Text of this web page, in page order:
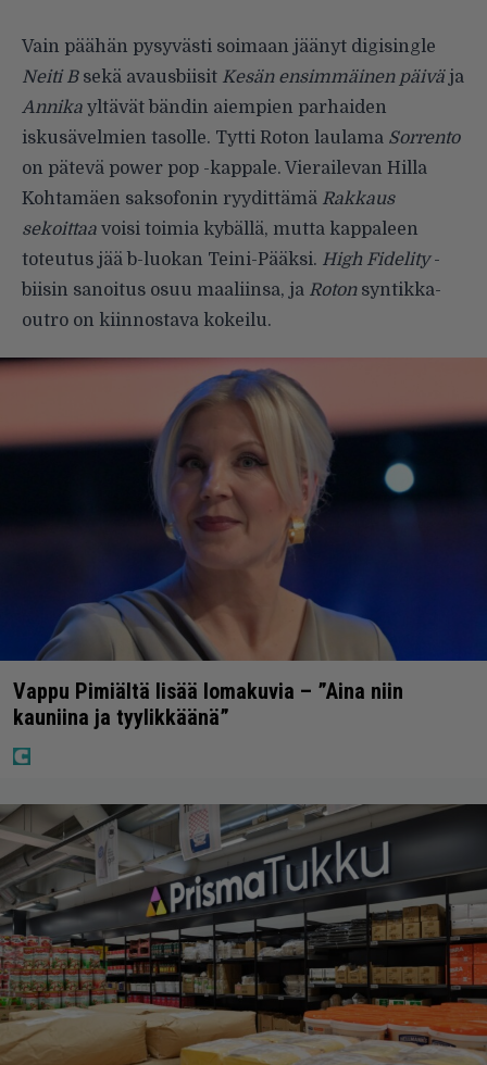
Vain päähän pysyvästi soimaan jäänyt digisingle
Neiti Bsekä avausbiisit Kesän ensimmäinen päivä ja
Annika yltävät bändin aiempien parhaiden
iskusävelmien tasolle. Tytti Roton laulama Sorrento
on pätevä power pop -kappale. Vierailevan Hilla
Kohtamäen saksofonin ryydittämä Rakkaus
sekoittaa voisi toimia kybällä, mutta kappaleen
toteutus jää b-luokan Teini-Pääksi. High Fidelity-
biisin sanoitus osuu maaliinsa, ja Rotonsyntikka-
outro on kiinnostava kokeilu.
Vappu Pimiältä lisää lomakuvia – ”Aina niin
kauniina ja tyylikkäänä”